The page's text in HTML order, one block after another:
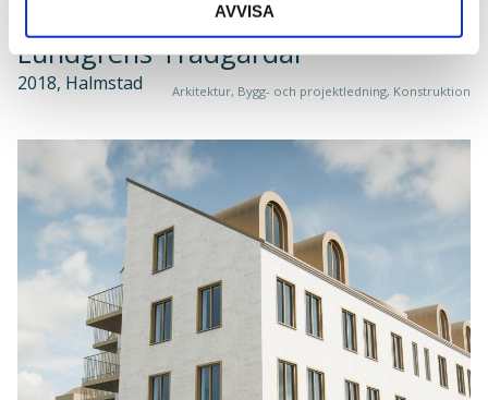
AVVISA
Lundgrens Trädgårdar
2018, Halmstad Arkitektur, Bygg- och projektledning, Konstruktion